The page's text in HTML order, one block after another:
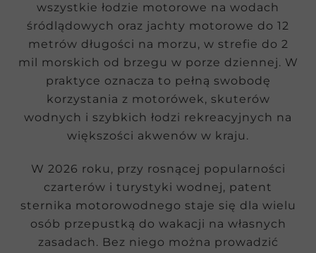
wszystkie łodzie motorowe na wodach
śródlądowych oraz jachty motorowe do 12
metrów długości na morzu, w strefie do 2
mil morskich od brzegu w porze dziennej. W
praktyce oznacza to pełną swobodę
korzystania z motorówek, skuterów
wodnych i szybkich łodzi rekreacyjnych na
większości akwenów w kraju.
W 2026 roku, przy rosnącej popularności
czarterów i turystyki wodnej, patent
sternika motorowodnego staje się dla wielu
osób przepustką do wakacji na własnych
zasadach. Bez niego można prowadzić